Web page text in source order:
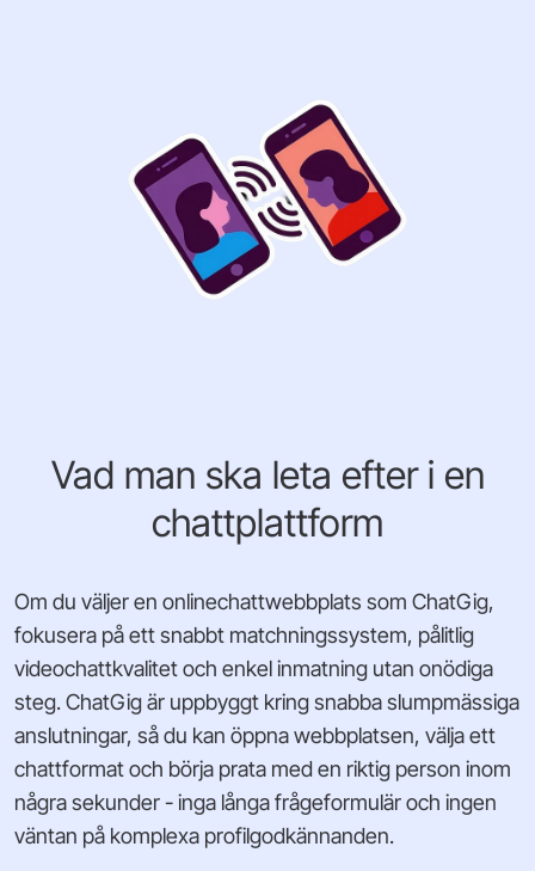
Vad man ska leta efter i en
chattplattform
Om du väljer en onlinechattwebbplats som ChatGig,
fokusera på ett snabbt matchningssystem, pålitlig
videochattkvalitet och enkel inmatning utan onödiga
steg. ChatGig är uppbyggt kring snabba slumpmässiga
anslutningar, så du kan öppna webbplatsen, välja ett
chattformat och börja prata med en riktig person inom
några sekunder - inga långa frågeformulär och ingen
väntan på komplexa profilgodkännanden.